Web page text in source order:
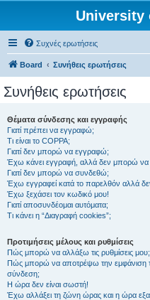
University
Συχνές ερωτήσεις
Board Συνήθεις ερωτήσεις
Συνήθεις ερωτήσεις
Θέματα σύνδεσης και εγγραφής
Γιατί πρέπει να εγγραφώ;
Τι είναι το COPPA;
Γιατί δεν μπορώ να εγγραφώ;
Έχω κάνει εγγραφή, αλλά δεν μπορώ
Γιατί δεν μπορώ να συνδεθώ;
Έχω εγγραφεί κατά το παρελθόν αλλά
Έχω ξεχάσει τον κωδικό μου!
Γιατί αποσυνδέομαι αυτόματα;
Τι κάνει η “Διαγραφή cookies”;
Προτιμήσεις μέλους και ρυθμίσεις
Πώς μπορώ να αλλάξω τις ρυθμίσεις μου;
Πώς μπορώ να αποτρέψω την εμφάνιση
σύνδεση;
Η ώρα δεν είναι σωστή!
Έχω αλλάξει τη ζώνη ώρας και η ώρα